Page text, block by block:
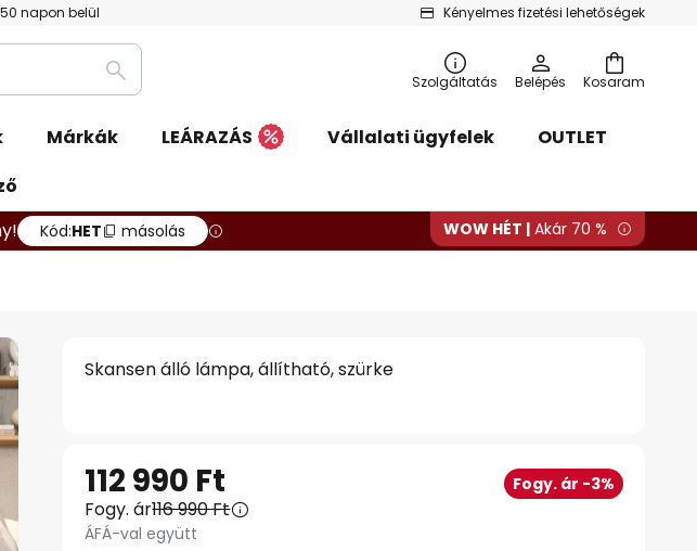
napon belül Kényelmes fizetési lehetőségek
Kosaram
Keresés
Szolgáltatás Belépés
Márkák LEÁRAZÁS Vállalati ügyfelek
OUTLET
Kód:HET másolás WOW HÉT | Akár 70 %
Skansen álló lámpa, állítható, szürke
112 990 Ft Fogy. ár -3%
Fogy. ár116 990 Ft
ÁFÁ-val együtt